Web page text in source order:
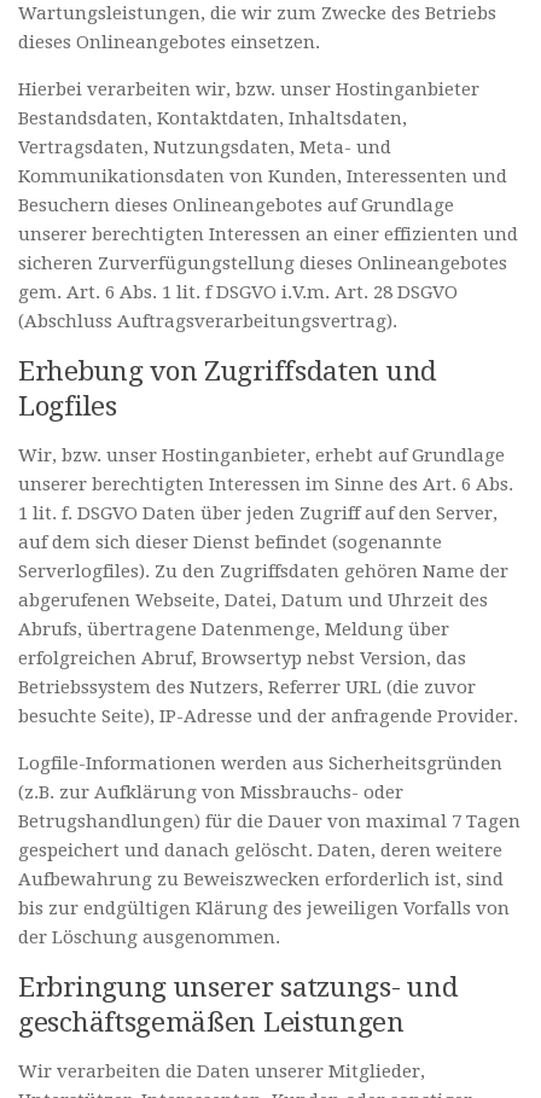
Wartungsleistungen, die wir zum Zwecke des Betriebs
dieses Onlineangebotes einsetzen.
Hierbei verarbeiten wir, bzw. unser Hostinganbieter
Bestandsdaten, Kontaktdaten, Inhaltsdaten,
Vertragsdaten, Nutzungsdaten, Meta- und
Kommunikationsdaten von Kunden, Interessenten und
Besuchern dieses Onlineangebotes auf Grundlage
unserer berechtigten Interessen an einer effizienten und
sicheren Zurverfügungstellung dieses Onlineangebotes
gem. Art. 6 Abs. 1 lit. f DSGVO i.V.m. Art. 28 DSGVO
(Abschluss Auftragsverarbeitungsvertrag).
Erhebung von Zugriffsdaten und
Logfiles
Wir, bzw. unser Hostinganbieter, erhebt auf Grundlage
unserer berechtigten Interessen im Sinne des Art. 6 Abs.
1 lit. f. DSGVO Daten über jeden Zugriff auf den Server,
auf dem sich dieser Dienst befindet (sogenannte
Serverlogfiles). Zu den Zugriffsdaten gehören Name der
abgerufenen Webseite, Datei, Datum und Uhrzeit des
Abrufs, übertragene Datenmenge, Meldung über
erfolgreichen Abruf, Browsertyp nebst Version, das
Betriebssystem des Nutzers, Referrer URL (die zuvor
besuchte Seite), IP-Adresse und der anfragende Provider.
Logfile-Informationen werden aus Sicherheitsgründen
(z.B. zur Aufklärung von Missbrauchs- oder
Betrugshandlungen) für die Dauer von maximal 7 Tagen
gespeichert und danach gelöscht. Daten, deren weitere
Aufbewahrung zu Beweiszwecken erforderlich ist, sind
bis zur endgültigen Klärung des jeweiligen Vorfalls von
der Löschung ausgenommen.
Erbringung unserer satzungs- und
geschäftsgemäßen Leistungen
Wir verarbeiten die Daten unserer Mitglieder,